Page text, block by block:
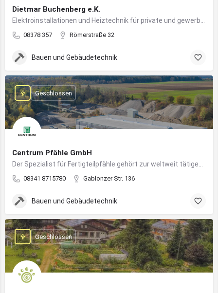
Dietmar Buchenberg e.K.
08378 357 Römerstraße 32
Bauen und Gebäudetechnik
Centrum Pfähle GmbH
08341 8715780 Gablonzer Str. 136
Geschlossen
Bauen und Gebäudetechnik
Geschlossen